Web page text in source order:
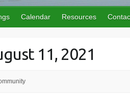
Calendar Resources
11, 2021